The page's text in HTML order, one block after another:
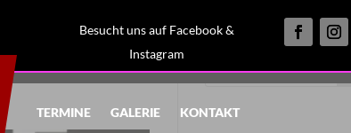
Besucht uns auf Facebook &
Instagram
TERMINE GALERIE KONTAKT
NEUESTE